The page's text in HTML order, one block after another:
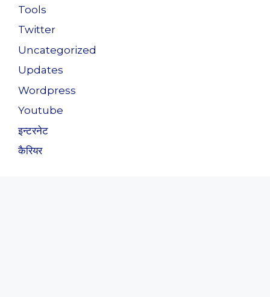
Tools
Twitter
Uncategorized
Updates
Wordpress
Youtube
इन्टरनेट
कैरियर